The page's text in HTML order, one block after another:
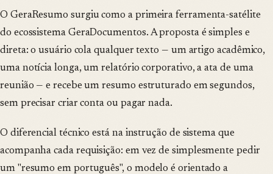
O GeraResumo surgiu como a primeira ferramenta-satélite
do ecossistema GeraDocumentos. A proposta é simples e
direta: o usuário cola qualquer texto — um artigo acadêmico,
uma notícia longa, um relatório corporativo, a ata de uma
reunião — e recebe um resumo estruturado em segundos,
sem precisar criar conta ou pagar nada.
O diferencial técnico está na instrução de sistema que
acompanha cada requisição: em vez de simplesmente pedir
um "resumo em português", o modelo é orientado a